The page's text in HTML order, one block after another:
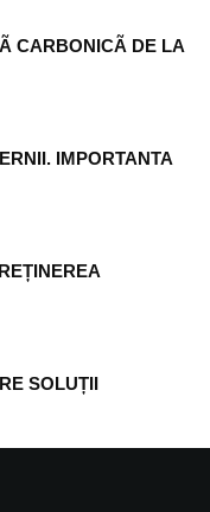
CARBONICÃ DE LA
IMPORTANTA
SOLUȚII